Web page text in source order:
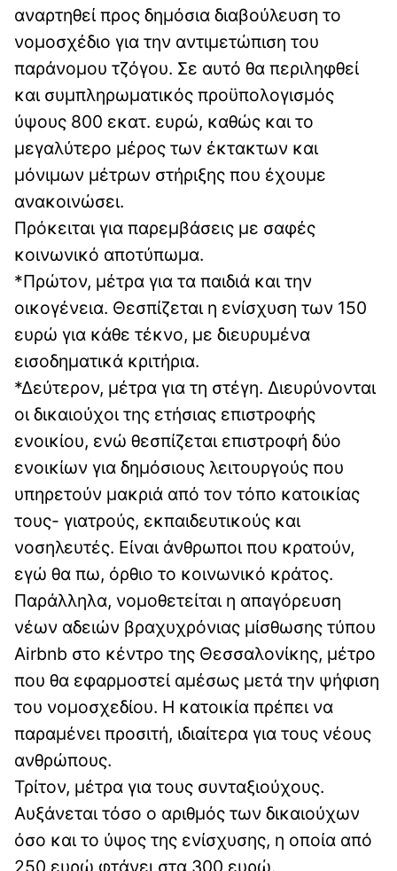
αναρτηθεί προς δημόσια διαβούλευση το
νομοσχέδιο για την αντιμετώπιση του
παράνομου τζόγου. Σε αυτό θα περιληφθεί
και συμπληρωματικός προϋπολογισμός
ύψους 800 εκατ. ευρώ, καθώς και το
μεγαλύτερο μέρος των έκτακτων και
μόνιμων μέτρων στήριξης που έχουμε
ανακοινώσει.
Πρόκειται για παρεμβάσεις με σαφές
κοινωνικό αποτύπωμα.
*Πρώτον, μέτρα για τα παιδιά και την
οικογένεια. Θεσπίζεται η ενίσχυση των 150
ευρώ για κάθε τέκνο, με διευρυμένα
εισοδηματικά κριτήρια.
*Δεύτερον, μέτρα για τη στέγη. Διευρύνονται
οι δικαιούχοι της ετήσιας επιστροφής
ενοικίου, ενώ θεσπίζεται επιστροφή δύο
ενοικίων για δημόσιους λειτουργούς που
υπηρετούν μακριά από τον τόπο κατοικίας
τους- γιατρούς, εκπαιδευτικούς και
νοσηλευτές. Είναι άνθρωποι που κρατούν,
εγώ θα πω, όρθιο το κοινωνικό κράτος.
Παράλληλα, νομοθετείται η απαγόρευση
νέων αδειών βραχυχρόνιας μίσθωσης τύπου
Airbnb στο κέντρο της Θεσσαλονίκης, μέτρο
που θα εφαρμοστεί αμέσως μετά την ψήφιση
του νομοσχεδίου. Η κατοικία πρέπει να
παραμένει προσιτή, ιδιαίτερα για τους νέους
ανθρώπους.
Τρίτον, μέτρα για τους συνταξιούχους.
Αυξάνεται τόσο ο αριθμός των δικαιούχων
όσο και το ύψος της ενίσχυσης, η οποία από
250 ευρώ φτάνει στα 300 ευρώ.